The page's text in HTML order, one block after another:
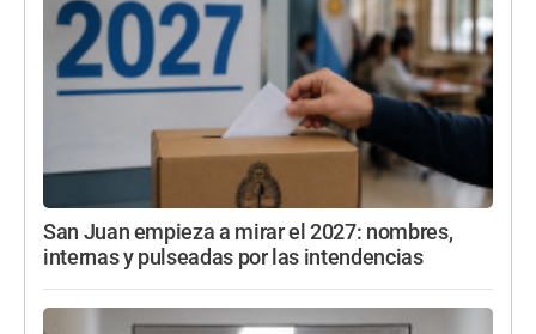
San Juan empieza a mirar el 2027: nombres,
internas y pulseadas por las intendencias